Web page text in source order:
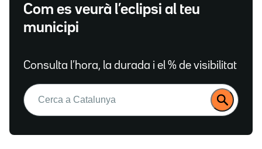
Com es veurà l’eclipsi al teu
municipi
Consulta l’hora, la durada i el % de visibilitat
Buscar: